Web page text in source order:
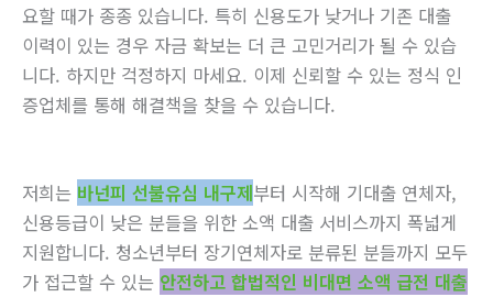
요할 때가 종종 있습니다. 특히 신용도가 낮거나 기존 대출
이력이 있는 경우 자금 확보는 더 큰 고민거리가 될 수 있습
니다. 하지만 걱정하지 마세요. 이제 신뢰할 수 있는 정식 인
증업체를 통해 해결책을 찾을 수 있습니다.
저희는 바넌피 선불유심 내구제부터 시작해 기대출 연체자,
신용등급이 낮은 분들을 위한 소액 대출 서비스까지 폭넓게
지원합니다. 청소년부터 장기연체자로 분류된 분들까지 모두
가 접근할 수 있는 안전하고 합법적인 비대면 소액 급전 대출